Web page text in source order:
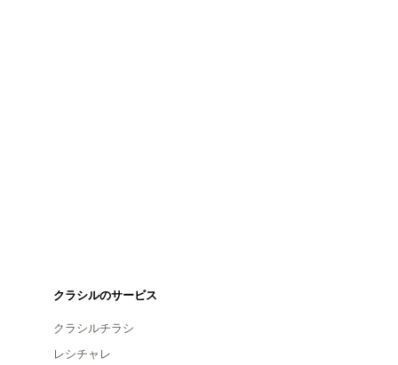
クラシルのサービス
クラシルチラシ
レシチャレ